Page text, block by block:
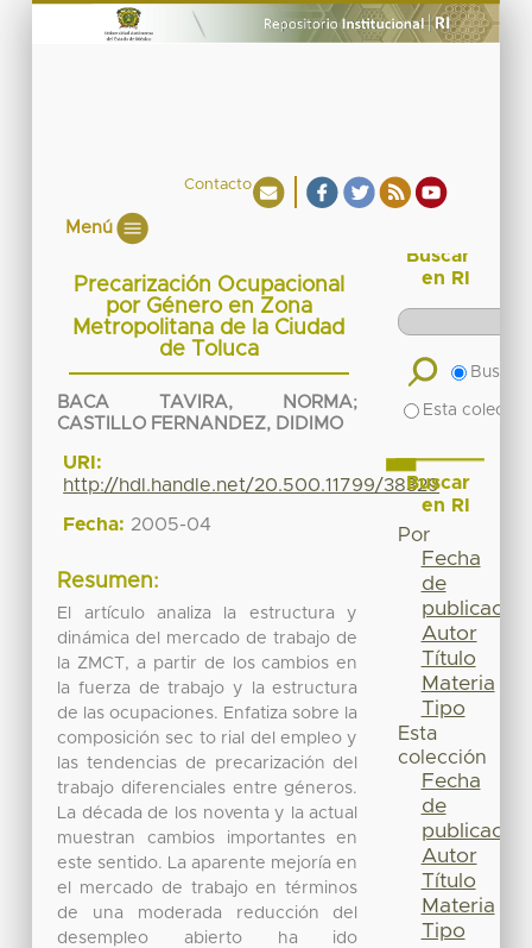
Contacto
Menú
Precarización Ocupacional
por Género en Zona
Metropolitana de la Ciudad
de Toluca
BACA TAVIRA, NORMA;
CASTILLO FERNANDEZ, DIDIMO
URI:
http://hdl.handle.net/20.500.11799/38329
Fecha: 2005-04
Resumen:
El artículo analiza la estructura y
dinámica del mercado de trabajo de
la ZMCT, a partir de los cambios en
la fuerza de trabajo y la estructura
de las ocupaciones. Enfatiza sobre la
composición sec to rial del empleo y
las tendencias de precarización del
trabajo diferenciales entre géneros.
La década de los noventa y la actual
muestran cambios importantes en
este sentido. La aparente mejoría en
el mercado de trabajo en términos
de una moderada reducción del
desempleo abierto ha ido
Buscar
en RI
Buscar
Esta
Buscar
en RI
Por
Fecha
de
publicación
Autor
Título
Materia
Tipo
Esta
colección
Fecha
de
publicación
Autor
Título
Materia
Tipo